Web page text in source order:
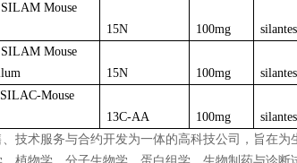
Mouse
15N 100mg silantes
Mouse
15N 100mg silantes
Mouse
13C-AA 100mg
silantes
技术服务与合约开发为一体的高科技公司，旨在